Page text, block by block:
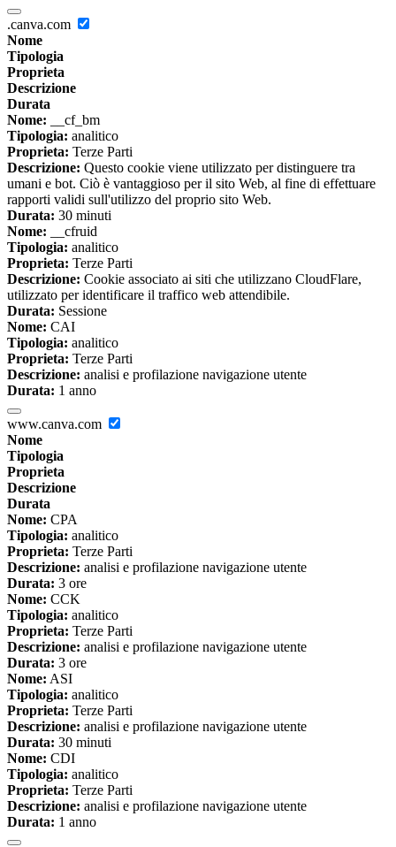
.canva.com
Nome
Tipologia
Proprieta
Descrizione
Durata
Nome: __cf_bm
Tipologia: analitico
Proprieta: Terze Parti
Descrizione: Questo cookie viene utilizzato per distinguere tra
umani e bot. Ciò è vantaggioso per il sito Web, al fine di effettuare
rapporti validi sull'utilizzo del proprio sito Web.
Durata: 30 minuti
Nome: __cfruid
Tipologia: analitico
Proprieta: Terze Parti
Descrizione: Cookie associato ai siti che utilizzano CloudFlare,
utilizzato per identificare il traffico web attendibile.
Durata: Sessione
Nome: CAI
Tipologia: analitico
Proprieta: Terze Parti
Descrizione: analisi e profilazione navigazione utente
Durata: 1 anno
www.canva.com
Nome
Tipologia
Proprieta
Descrizione
Durata
Nome: CPA
Tipologia: analitico
Proprieta: Terze Parti
Descrizione: analisi e profilazione navigazione utente
Durata: 3 ore
Nome: CCK
Tipologia: analitico
Proprieta: Terze Parti
Descrizione: analisi e profilazione navigazione utente
Durata: 3 ore
Nome: ASI
Tipologia: analitico
Proprieta: Terze Parti
Descrizione: analisi e profilazione navigazione utente
Durata: 30 minuti
Nome: CDI
Tipologia: analitico
Proprieta: Terze Parti
Descrizione: analisi e profilazione navigazione utente
Durata: 1 anno